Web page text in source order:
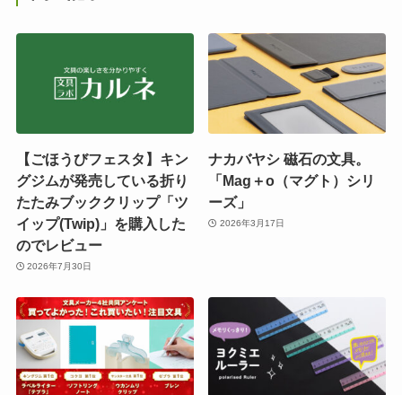
【ごほうびフェスタ】キン
グジムが発売している折り
たたみブッククリップ「ツ
イップ(Twip)」を購入した
のでレビュー
2026年7月30日
ナカバヤシ 磁石の文具。
「Mag＋o（マグト）シリ
ーズ」
2026年3月17日